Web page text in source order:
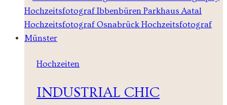
Hochzeiten
INDUSTRIAL CHIC